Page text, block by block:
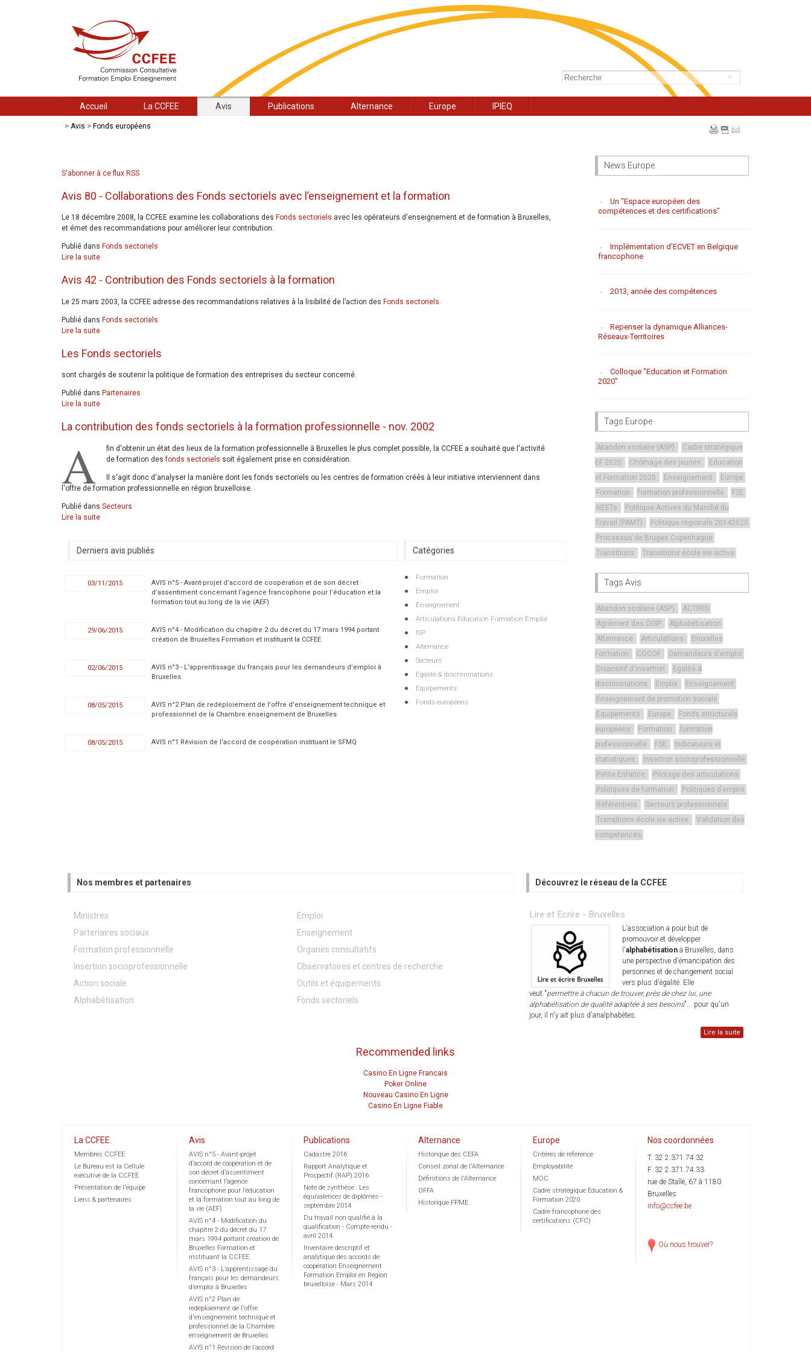
Accueil La CCFEE Avis Publications Alternance Europe IPIEQ
> Avis > Fonds européens
S'abonner à ce flux RSS
Avis 80 - Collaborations des Fonds sectoriels avec l’enseignement et la formation
Le 18 décembre 2008, la CCFEE examine les collaborations des Fonds sectoriels avec les opérateurs d'enseignement et de formation à Bruxelles,
et émet des recommandations pour améliorer leur contribution.
Publié dans Fonds sectoriels
Lire la suite
Avis 42 - Contribution des Fonds sectoriels à la formation
Le 25 mars 2003, la CCFEE adresse des recommandations relatives à la lisibilité de l’action des Fonds sectoriels.
Publié dans Fonds sectoriels
Lire la suite
Les Fonds sectoriels
sont chargés de soutenir la politique de formation des entreprises du secteur concerné.
Publié dans Partenaires
Lire la suite
La contribution des fonds sectoriels à la formation professionnelle - nov. 2002
A
fin d'obtenir un état des lieux de la formation professionnelle à Bruxelles le plus complet possible, la CCFEE a souhaité que l'activité
de formation desfonds sectoriels soit également prise en considération.
Il s'agit donc d'analyser la manière dont les fonds sectoriels ou les centres de formation créés à leur initiative interviennent dans
l'offre de formation professionnelle en région bruxelloise.
Publié dans Secteurs
Lire la suite
Derniers avis publiés
03/11/2015
AVIS n°5 - Avant-projet d’accord de coopération et de son décret
d’assentiment concernant l’agence francophone pour l’éducation et la
formation tout au long de la vie (AEF)
29/06/2015
AVIS n°4 - Modification du chapitre 2 du décret du 17 mars 1994 portant
création de Bruxelles Formation et instituant la CCFEE
02/06/2015
AVIS n°3 - L’apprentissage du français pour les demandeurs d’emploi à
Bruxelles
08/05/2015
AVIS n°2 Plan de redéploiement de l'offre d'enseignement technique et
professionnel de la Chambre enseignement de Bruxelles
08/05/2015 AVIS n°1 Révision de l’accord de coopération instituant le SFMQ
Catégories
Formation
Emploi
Enseignement
Articulations Education Formation Emploi
ISP
Alternance
Secteurs
Egalité & discriminations
Equipements
Fonds européens
News Europe
Un "Espace européen des
compétences et des certifications"
Implémentation d'ECVET en Belgique
francophone
2013, année des compétences
Repenser la dynamique Alliances-
Réseaux-Territoires
Colloque "Education et Formation
2020"
Tags Europe
Abandon scolaire (ASP)
Cadre stratégique
EF 2020
Chômage des jeunes
Education
et Formation 2020
Enseignement
Europe
Formation
formation professionnelle
FSE
NEETs
Politique Actives du Marché du
Travail (PAMT)
Politique régionale 20142020
Processus de Bruges Copenhague
Transitions
Transitions école vie active
Tags Avis
Abandon scolaire (ASP)
ACTIRIS
Agrément des OISP
Alphabétisation
Alternance
Articulations
Bruxelles
Formation
COCOF
Demandeurs d'emploi
Dispositif d'insertion
Egalité &
discriminations
Emploi
Enseignement
Enseignement de promotion sociale
Equipements
Europe
Fonds structurels
européens
Formation
formation
professionnelle
FSE
Indicateurs et
statistiques
Insertion socioprofessionnelle
Petite Enfance
Pilotage des articulations
Politiques de formation
Politiques d’emploi
Référentiels
Secteurs professionnels
Transitions école vie active
Validation des
compétences
Nos membres et partenaires
Ministres
Partenaires sociaux
Formation professionnelle
Insertion socioprofessionnelle
Action sociale
Alphabétisation
Emploi
Enseignement
Organes consultatifs
Observatoires et centres de recherche
Outils et équipements
Fonds sectoriels
Découvrez le réseau de la CCFEE
Lire et Ecrire - Bruxelles
L'association a pour but de
promouvoir et développer
l'alphabétisation à Bruxelles, dans
une perspective d'émancipation des
personnes et de changement social
vers plus d'égalité. Elle
veut "permettre à chacun de trouver, près de chez lui, une
alphabétisation de qualité adaptée à ses besoins"... pour qu'un
jour, il n'y ait plus d'analphabètes.
Lire la suite
Recommended links
Casino En Ligne Francais
Poker Online
Nouveau Casino En Ligne
Casino En Ligne Fiable
La CCFEE
Membres CCFEE
Le Bureau est la Cellule
exécutive de la CCFEE
Présentation de l'équipe
Liens & partenaires
Avis
AVIS n°5 - Avant-projet
d’accord de coopération et de
son décret d’assentiment
concernant l’agence
francophone pour l’éducation
et la formation tout au long de
la vie (AEF)
AVIS n°4 - Modification du
chapitre 2 du décret du 17
mars 1994 portant création de
Bruxelles Formation et
instituant la CCFEE
AVIS n°3 - L’apprentissage du
français pour les demandeurs
d’emploi à Bruxelles
AVIS n°2 Plan de
redéploiement de l'offre
d'enseignement technique et
professionnel de la Chambre
enseignement de Bruxelles
AVIS n°1 Révision de l’accord
Publications
Cadastre 2016
Rapport Analytique et
Prospectif (RAP) 2016
Note de synthèse : Les
équivalences de diplômes -
septembre 2014
Du travail non qualifié à la
qualification - Compte-rendu -
avril 2014
Inventaire descriptif et
analytique des accords de
coopération Enseignement
Formation Emploi en Région
bruxelloise - Mars 2014
Alternance
Historique des CEFA
Conseil zonal de l'Alternance
Définitions de l'Alternance
OFFA
Historique FPME
Europe
Critères de référence
Employabilité
MOC
Cadre stratégique Education &
Formation 2020
Cadre francophone des
certifications (CFC)
Nos coordonnées
T. 32 2.371.74.32
F. 32 2.371.74.33
rue de Stalle, 67 à 1180
Bruxelles
info@ccfee.be
Où nous trouver?